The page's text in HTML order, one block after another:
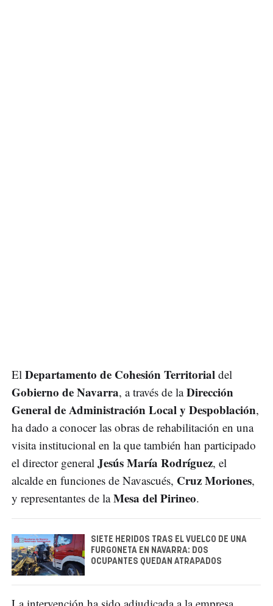
El Departamento de Cohesión Territorial del
Gobierno de Navarra, a través de laDirección
General de Administración Local y Despoblación,
ha dado a conocer las obras de rehabilitación en una
visita institucional en la que también han participado
el director general Jesús María Rodríguez, el
alcalde en funciones de Navascués, Cruz Moriones,
y representantes de laMesa del Pirineo.
SIETE HERIDOS TRAS EL VUELCO DE UNA
FURGONETA EN NAVARRA: DOS
OCUPANTES QUEDAN ATRAPADOS